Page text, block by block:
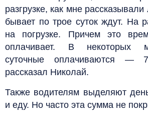
разгрузке, как мне
бывает по трое суток ждут. На
на погрузке. Причем это
оплачивает. В некоторых
суточные оплачиваются —
рассказал Николай.
Также водителям выделяют
и еду. Но часто эта сумма не